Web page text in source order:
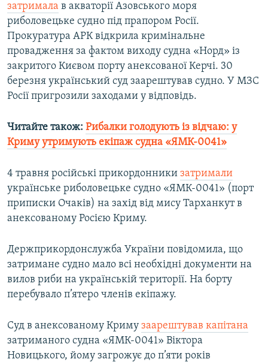
затримала в акваторії Азовського моря
риболовецьке судно під прапором Росії.
Прокуратура АРК відкрила кримінальне
провадження за фактом виходу судна «Норд» із
закритого Києвом порту анексованої Керчі. 30
березня український суд заарештував судно. У МЗС
Росії пригрозили заходами у відповідь.
Читайте також: Рибалки голодують із відчаю: у
Криму утримують екіпаж судна «ЯМК-0041»
4 травня російські прикордонники затримали
українське риболовецьке судно «ЯМК-0041» (порт
приписки Очаків) на захід від мису Тарханкут в
анексованому Росією Криму.
Держприкордонслужба України повідомила, що
затримане судно мало всі необхідні документи на
вилов риби на українській території. На борту
перебувало п’ятеро членів екіпажу.
Суд в анексованому Криму заарештував капітана
затриманого судна «ЯМК-0041» Віктора
Новицького, йому загрожує до п’яти років